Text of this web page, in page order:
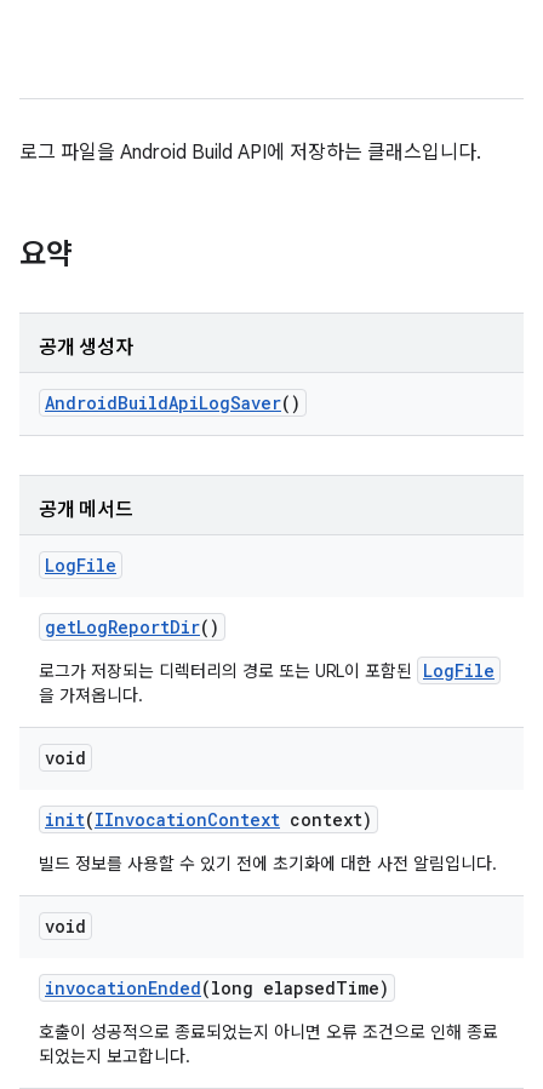
로그 파일을 Android Build API에 저장하는 클래스입니다.
요약
공개 생성자
AndroidBuildApiLogSaver()
공개 메서드
LogFile
getLogReportDir()
로그가 저장되는 디렉터리의 경로 또는 URL이 포함된 LogFile
을 가져옵니다.
void
init(IInvocationContext context)
빌드 정보를 사용할 수 있기 전에 초기화에 대한 사전 알림입니다.
void
invocationEnded(long elapsedTime)
호출이 성공적으로 종료되었는지 아니면 오류 조건으로 인해 종료
되었는지 보고합니다.